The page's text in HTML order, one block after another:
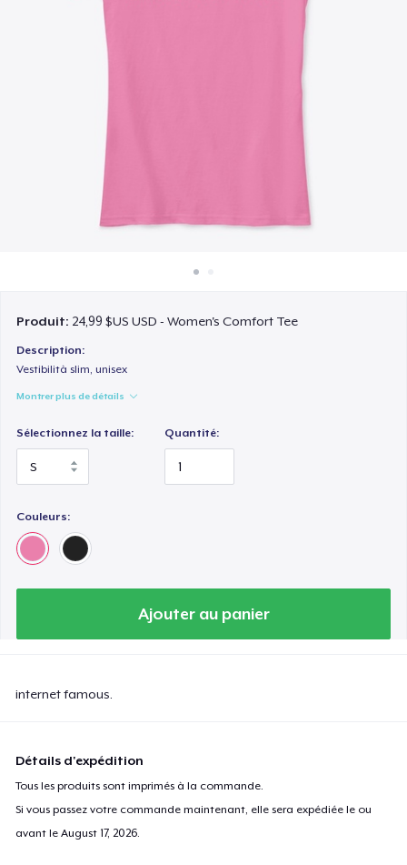
Produit: 24,99 $US USD - Women's Comfort Tee
Description:
Vestibilità slim, unisex
Montrer plus de détails
Sélectionnez la taille: Quantité:
Couleurs:
Ajouter au panier
internet famous.
Détails d'expédition
Tous les produits sont imprimés à la commande.
Si vous passez votre commande maintenant, elle sera expédiée le ou
avant leAugust 17, 2026